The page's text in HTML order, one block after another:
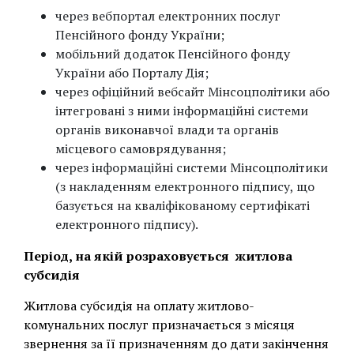
через вебпортал електронних послуг
Пенсійного фонду України;
мобільний додаток Пенсійного фонду
України або Порталу Дія;
через офіційний вебсайт Мінсоцполітики або
інтегровані з ними інформаційні системи
органів виконавчої влади та органів
місцевого самоврядування;
через інформаційні системи Мінсоцполітики
(з накладенням електронного підпису, що
базується на кваліфікованому сертифікаті
електронного підпису).
Період, на якій розраховується житлова
субсидія
Житлова субсидія на оплату житлово-
комунальних послуг призначається з місяця
звернення за її призначенням до дати закінчення